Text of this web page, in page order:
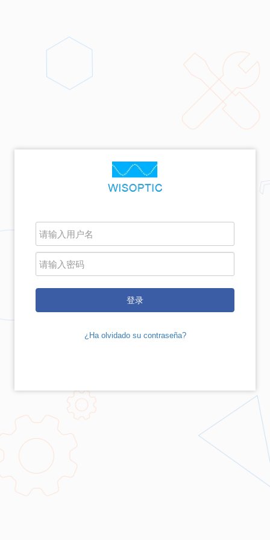
登录
¿Ha olvidado su contraseña?